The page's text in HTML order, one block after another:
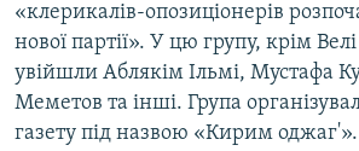
«клерикалів-опозиціонерів
нової партії». У цю групу, крім
увійшли Аблякім Ільмі, Мустафа
Меметов та інші. Група
газету під назвою «Кирим оджаг'».